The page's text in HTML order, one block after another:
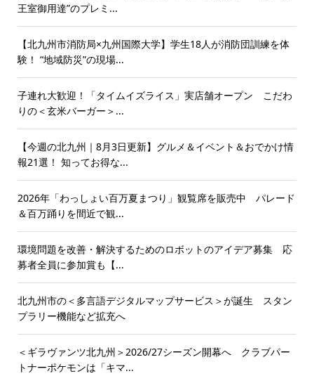
王室御用達”のプレミ...
【北九州市消防局×九州国際大学】学生18人が消防団訓練を体
験！ “地域防災”の現場...
子連れ大歓迎！「タイムイズライス」実店舗オープン こだわ
りの＜玄米バーガー＞...
【今週の北九州｜8月3日更新】グルメ＆イベント＆おでかけ情
報21選！ 知ってお得な...
2026年「わっしょい百万夏まつり」観覧席を販売中 パレード
＆百万踊りを間近で観...
環境問題を改善・解決するためのロボットのアイデア募集 応
募者全員に参加賞も【...
北九州市の＜多言語デジタルマップサービス＞が誕生 スタン
プラリー機能など拡充へ
＜ギラヴァンツ北九州＞2026/27シーズン開幕へ クラブパー
トナーポケモンは「キマ...